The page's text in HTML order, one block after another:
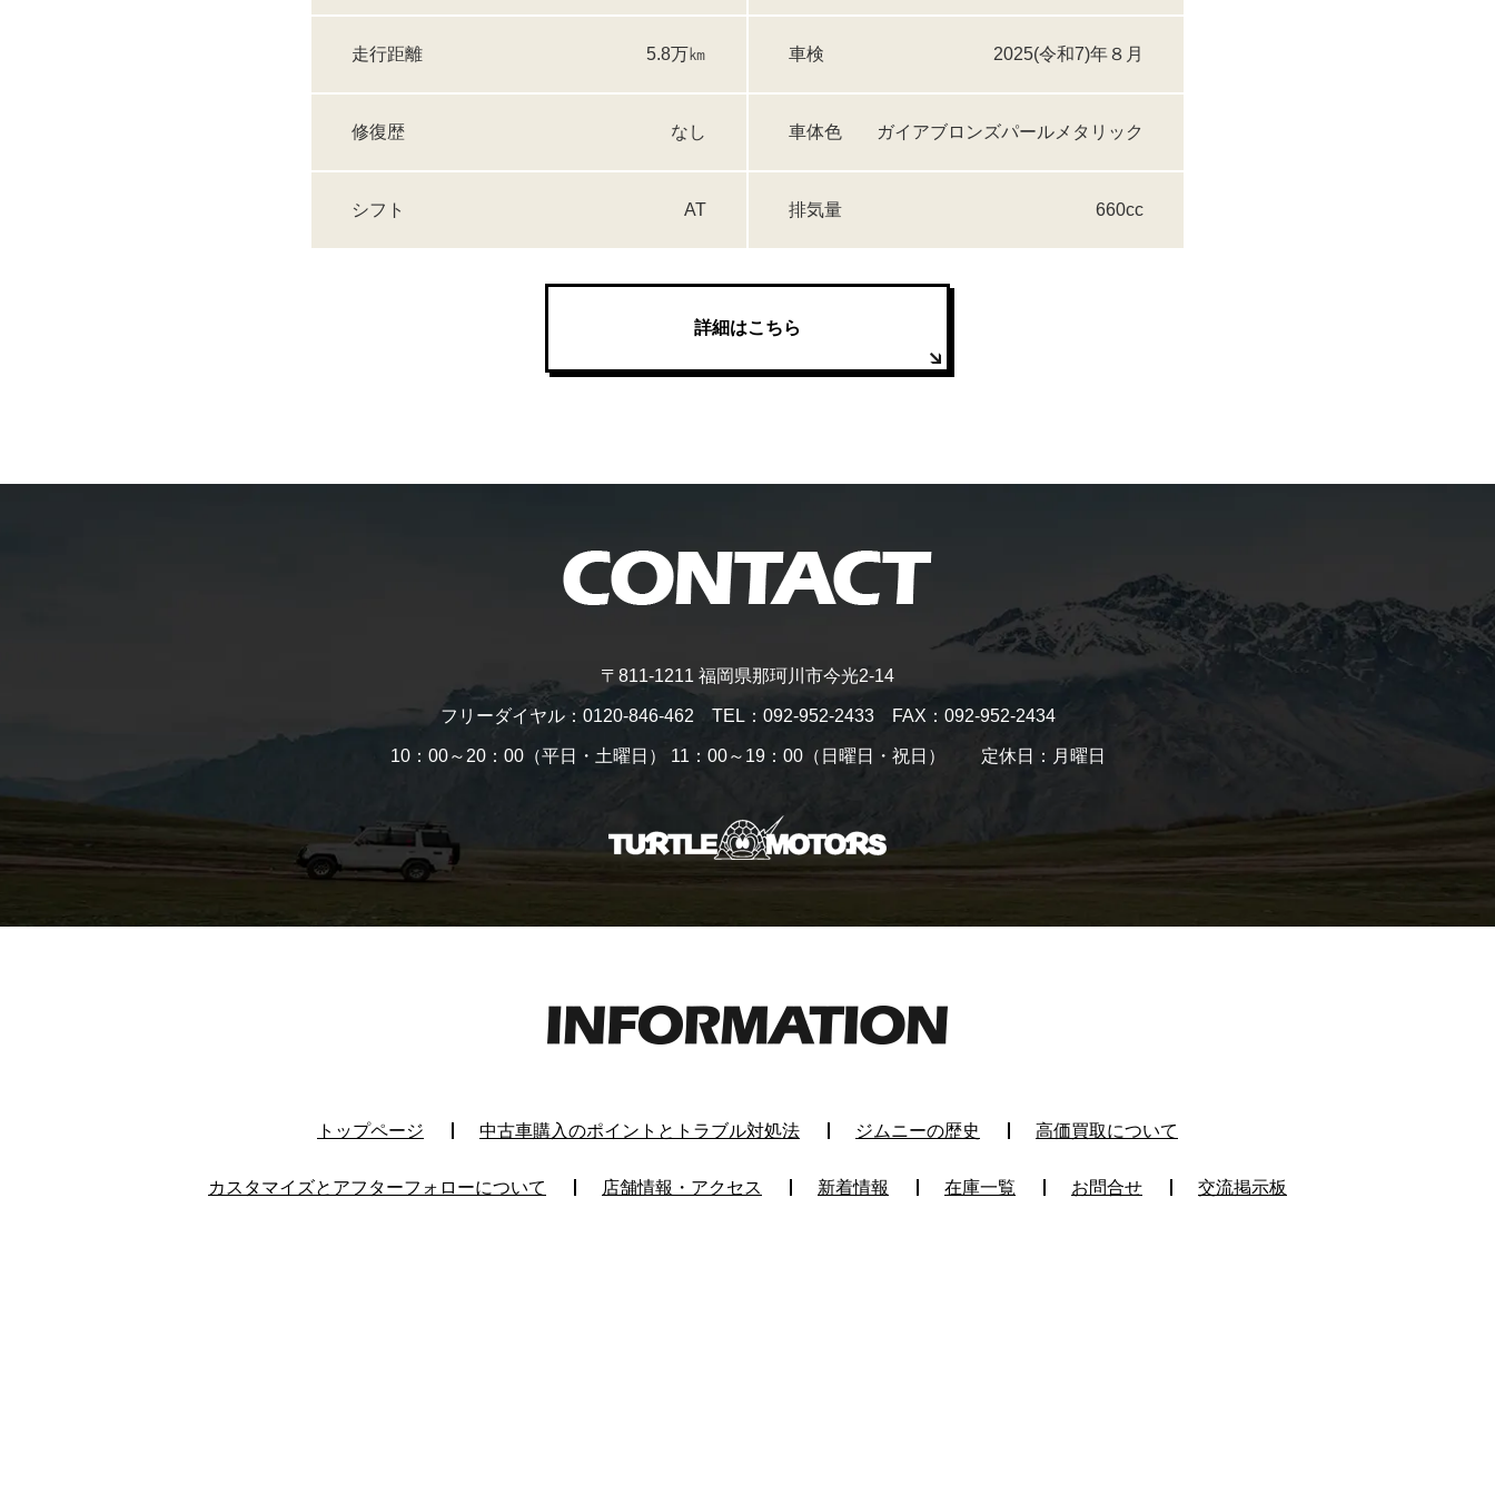
走行距離 5.8万㎞ 車検 2025(令和7)年８月
修復歴 なし 車体色 ガイアブロンズパールメタリック
シフト AT 排気量 660cc
詳細はこちら
〒811-1211 福岡県那珂川市今光2-14
フリーダイヤル： 0120-846-462 TEL： 092-952-2433FAX：092-952-2434
10：00～20：00（平日・土曜日） 11：00～19：00（日曜日・祝日） 定休日：月曜日
トップページ 中古車購入のポイントとトラブル対処法 ジムニーの歴史 高価買取について
カスタマイズとアフターフォローについて 店舗情報・アクセス 新着情報 在庫一覧 お問合せ 交流掲示板